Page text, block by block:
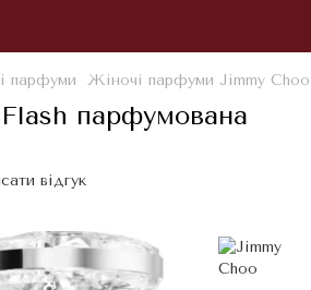
парфуми Жіночі парфуми Jimmy Choo
парфумована
відгук